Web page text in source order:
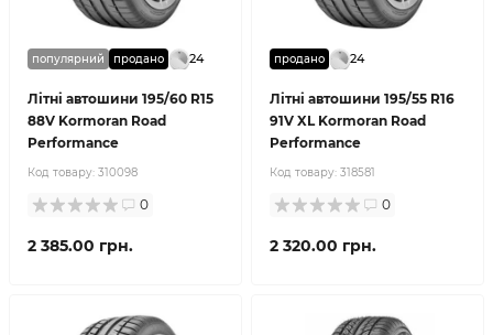
популярний продано 24
Літні автошини 195/60 R15
88V Kormoran Road
Performance
Код товару: 310098
0
2 385.00 грн.
продано 24
Літні автошини 195/55 R16
91V XL Kormoran Road
Performance
Код товару: 318581
0
2 320.00 грн.